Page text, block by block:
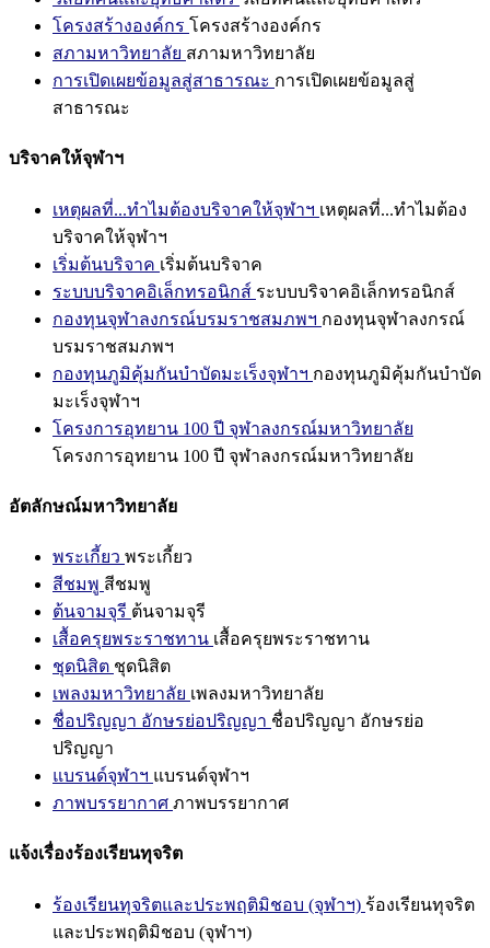
โครงสร้างองค์กร โครงสร้างองค์กร
สภามหาวิทยาลัย สภามหาวิทยาลัย
การเปิดเผยข้อมูลสู่สาธารณะ การเปิดเผยข้อมูลสู่
สาธารณะ
บริจาคให้จุฬาฯ
เหตุผลที่...ทำไมต้องบริจาคให้จุฬาฯ เหตุผลที่...ทำไมต้อง
บริจาคให้จุฬาฯ
เริ่มต้นบริจาค เริ่มต้นบริจาค
ระบบบริจาคอิเล็กทรอนิกส์ ระบบบริจาคอิเล็กทรอนิกส์
กองทุนจุฬาลงกรณ์บรมราชสมภพฯ กองทุนจุฬาลงกรณ์
บรมราชสมภพฯ
กองทุนภูมิคุ้มกันบำบัดมะเร็งจุฬาฯ กองทุนภูมิคุ้มกันบำบัด
มะเร็งจุฬาฯ
โครงการอุทยาน 100 ปี จุฬาลงกรณ์มหาวิทยาลัย
โครงการอุทยาน 100 ปี จุฬาลงกรณ์มหาวิทยาลัย
อัตลักษณ์มหาวิทยาลัย
พระเกี้ยว พระเกี้ยว
สีชมพู สีชมพู
ต้นจามจุรี ต้นจามจุรี
เสื้อครุยพระราชทาน เสื้อครุยพระราชทาน
ชุดนิสิต ชุดนิสิต
เพลงมหาวิทยาลัย เพลงมหาวิทยาลัย
ชื่อปริญญา อักษรย่อปริญญา ชื่อปริญญา อักษรย่อ
ปริญญา
แบรนด์จุฬาฯ แบรนด์จุฬาฯ
ภาพบรรยากาศ ภาพบรรยากาศ
แจ้งเรื่องร้องเรียนทุจริต
ร้องเรียนทุจริตและประพฤติมิชอบ (จุฬาฯ) ร้องเรียนทุจริต
และประพฤติมิชอบ (จุฬาฯ)